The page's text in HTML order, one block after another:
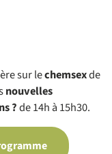
sur lechemsexde
nouvelles
?de 14h à 15h30.